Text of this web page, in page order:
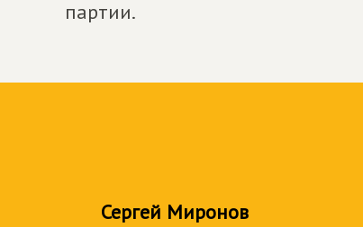
партии.
Сергей Миронов